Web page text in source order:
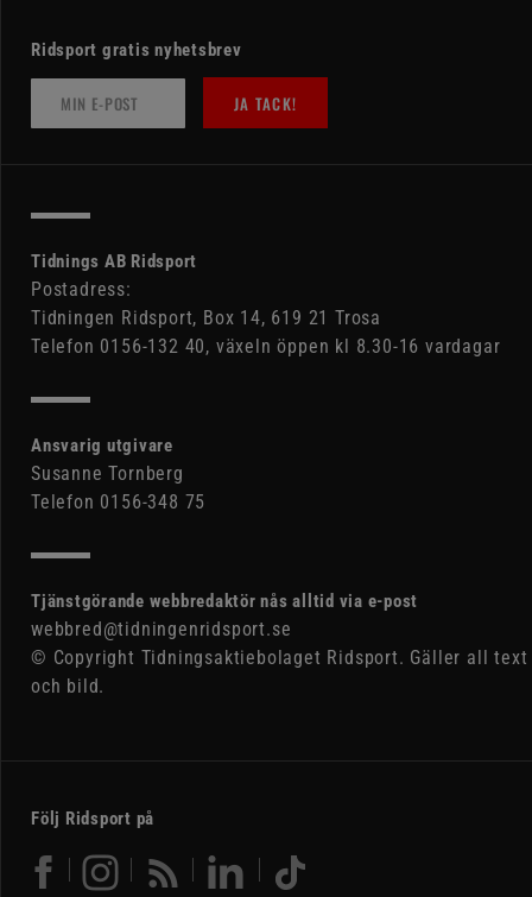
Ridsport gratis nyhetsbrev
JA TACK!
Tidnings AB Ridsport
Postadress:
Tidningen Ridsport, Box 14, 619 21 Trosa
Telefon 0156-132 40, växeln öppen kl 8.30-16 vardagar
Ansvarig utgivare
Susanne Tornberg
Telefon 0156-348 75
Tjänstgörande webbredaktör nås alltid via e-post
webbred@tidningenridsport.se
© Copyright Tidningsaktiebolaget Ridsport. Gäller all text
och bild.
Följ Ridsport på